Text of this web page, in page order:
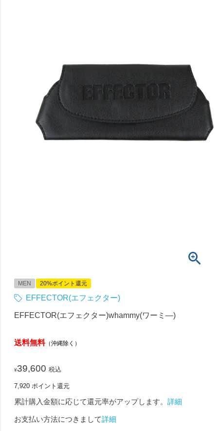
MEN 20%ポイント還元
EFFECTOR(エフェクター)
EFFECTOR(エフェクター)whammy(ワーミ―)
送料無料（沖縄除く）
¥39,600 税込
7,920 ポイント還元
累計購入金額に応じて還元率がアップします。詳細
お支払い方法につきまして詳細